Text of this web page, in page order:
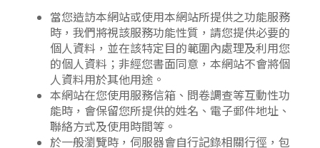
當您造訪本網站或使用本網站所提供之功能服務
時，我們將視該服務功能性質，請您提供必要的
個人資料，並在該特定目的範圍內處理及利用您
的個人資料；非經您書面同意，本網站不會將個
人資料用於其他用途。
本網站在您使用服務信箱、問卷調查等互動性功
能時，會保留您所提供的姓名、電子郵件地址、
聯絡方式及使用時間等。
於一般瀏覽時，伺服器會自行記錄相關行徑，包